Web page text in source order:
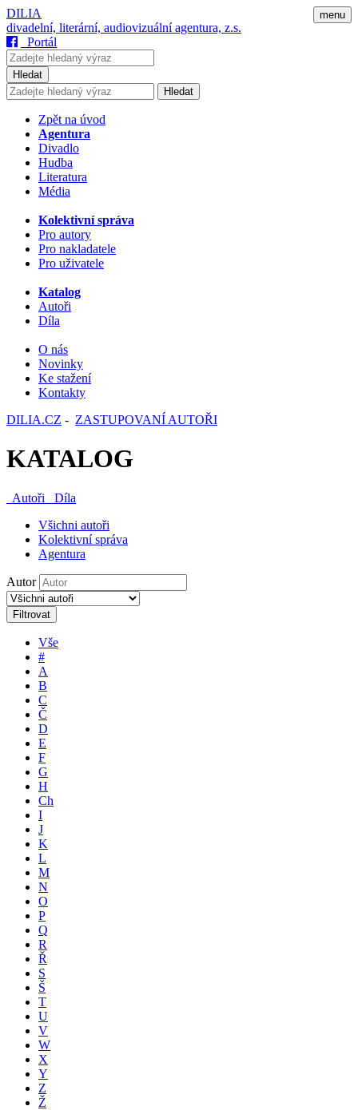
menu
DILIA
divadelní, literární, audiovizuální agentura, z.s.
Portál
Hledat
Hledat
Zpět na úvod
Agentura
Divadlo
Hudba
Literatura
Média
Kolektivní správa
Pro autory
Pro nakladatele
Pro uživatele
Katalog
Autoři
Díla
O nás
Novinky
Ke stažení
Kontakty
DILIA.CZ - ZASTUPOVANÍ AUTOŘI
KATALOG
Autoři
Díla
Všichni autoři
Kolektivní správa
Agentura
Autor
Filtrovat
Vše
#
A
B
C
Č
D
E
F
G
H
Ch
I
J
K
L
M
N
O
P
Q
R
Ř
S
Š
T
U
V
W
X
Y
Z
Ž